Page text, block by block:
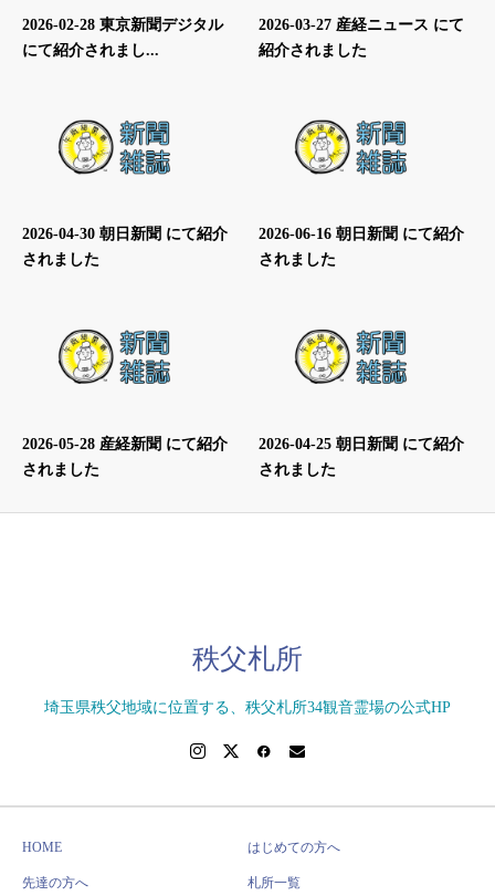
2026-02-28 東京新聞デジタル
にて紹介されまし...
2026-03-27 産経ニュース にて
紹介されました
2026-04-30 朝日新聞 にて紹介
されました
2026-06-16 朝日新聞 にて紹介
されました
2026-05-28 産経新聞 にて紹介
されました
2026-04-25 朝日新聞 にて紹介
されました
秩父札所
埼玉県秩父地域に位置する、秩父札所34観音霊場の公式HP
HOME はじめての方へ
先達の方へ 札所一覧